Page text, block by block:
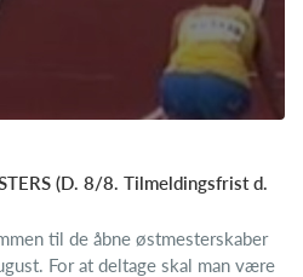
(D. 8/8. Tilmeldingsfrist d.
til de åbne østmesterskaber
For at deltage skal man være